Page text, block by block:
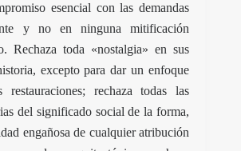
esencial con las demandas
y no en ninguna mitificación
Rechaza toda «nostalgia» en sus
excepto para dar un enfoque
rechaza todas las
del significado social de la forma,
engañosa de cualquier atribución